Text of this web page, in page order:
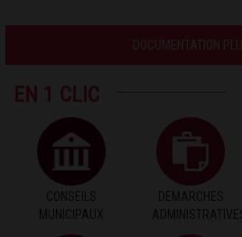
DOCUMENTATION PLU
EN 1 CLIC
CONSEILS
MUNICIPAUX
DEMARCHES
ADMINISTRATIVES